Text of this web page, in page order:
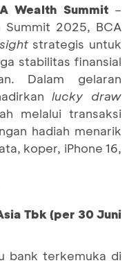
Wealth Summit –
Summit 2025, BCA
strategis untuk
stabilitas finansial
Dalam gelaran
lucky draw
melalui transaksi
hadiah menarik
koper, iPhone 16,
Tbk (per 30 Juni
bank terkemuka di